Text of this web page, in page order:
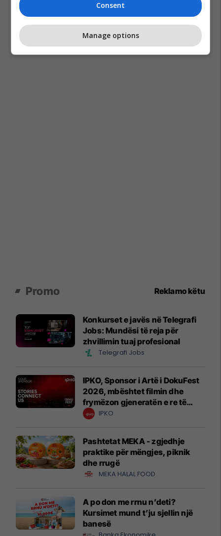
Promo Reklamo këtu
Konkurset e javës në Telegrafi
Jobs: Mundësi të reja për
zhvillimin tuaj profesional
Telegrafi Jobs
IPKO, Sponsor i Artë i DokuFest
2026, mbështet filmin dhe
frymëzon gjeneratën e re të
krijuesve
IPKO
Pashtetat MEKA - zgjedhje
praktike për mëngjes, piknik
dhe rrugë
MEKA HALAL FOOD
A po don me rrnu n’deti?
Kursimet mund t’ju sjellin një
banesë
Consent
Manage options